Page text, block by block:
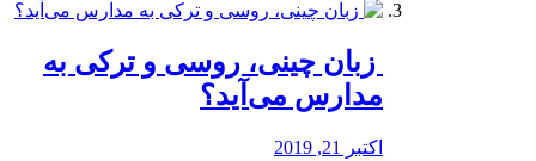
️ زبان چینی، روسی و ترکی به
مدارس می‌آید؟
اکتبر 21, 2019